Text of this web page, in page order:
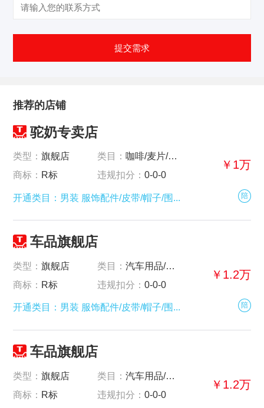
提交需求
推荐的店铺
驼奶专卖店
类型：旗舰店
商标： R标
类目： 咖啡/麦片/冲饮-
违规扣分：0-0-0
￥1万
开通类目：男装 服饰配件/皮带/帽子/围... 陪
车品旗舰店
类型：旗舰店
商标： R标
类目：汽车用品/电子/清洗/改装-
违规扣分：0-0-0
￥1.2万
开通类目：男装 服饰配件/皮带/帽子/围... 陪
车品旗舰店
类型：旗舰店
商标： R标
类目：汽车用品/电子/清洗/改装-
违规扣分：0-0-0
￥1.2万